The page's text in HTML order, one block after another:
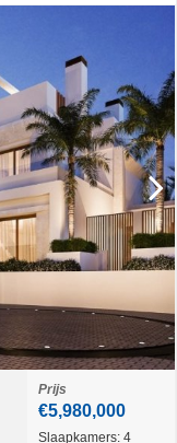
Prijs
€5,980,000
Slaapkamers: 4